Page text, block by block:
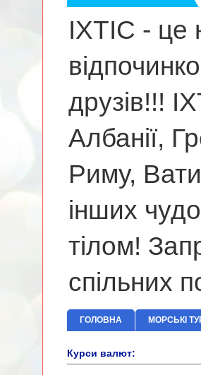
ІХТІС - це
друзів!!!
Албанії,
Риму,
інших
тілом!
спільних
ГОЛОВНА МОРСЬКІ
Курси валют: